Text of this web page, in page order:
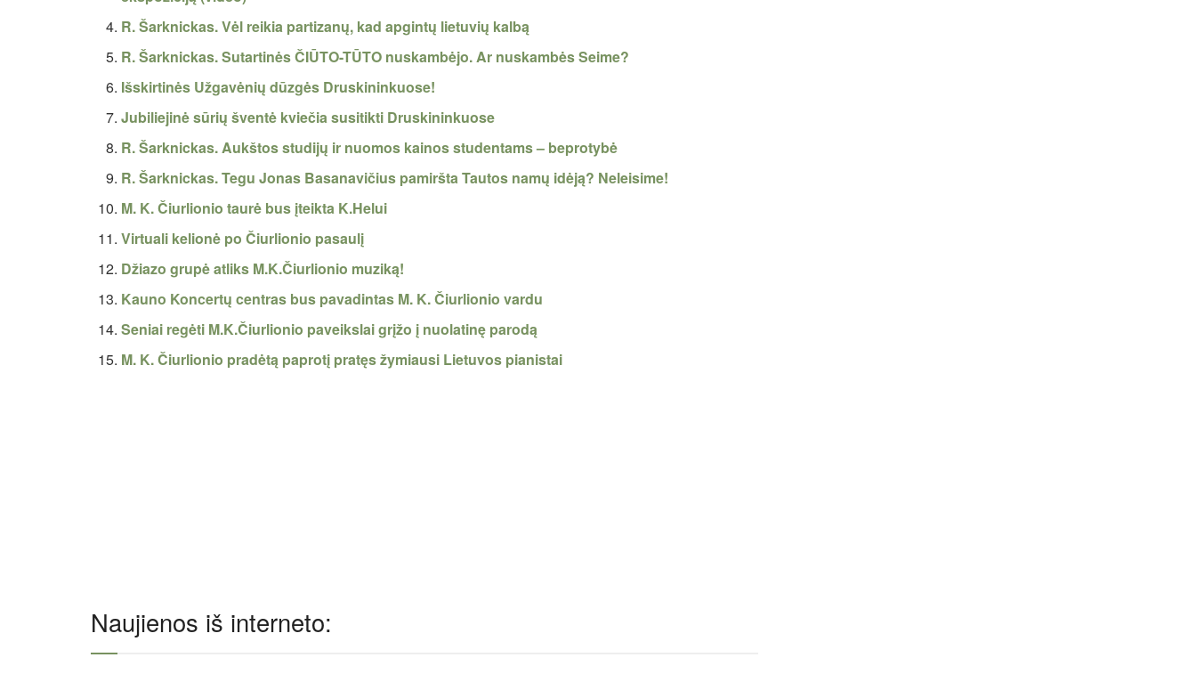
R. Šarknickas. Vėl reikia partizanų, kad apgintų lietuvių kalbą
R. Šarknickas. Sutartinės ČIŪTO-TŪTO nuskambėjo. Ar nuskambės Seime?
Išskirtinės Užgavėnių dūzgės Druskininkuose!
Jubiliejinė sūrių šventė kviečia susitikti Druskininkuose
R. Šarknickas. Aukštos studijų ir nuomos kainos studentams – beprotybė
R. Šarknickas. Tegu Jonas Basanavičius pamiršta Tautos namų idėją? Neleisime!
M. K. Čiurlionio taurė bus įteikta K.Helui
Virtuali kelionė po Čiurlionio pasaulį
Džiazo grupė atliks M.K.Čiurlionio muziką!
Kauno Koncertų centras bus pavadintas M. K. Čiurlionio vardu
Seniai regėti M.K.Čiurlionio paveikslai grįžo į nuolatinę parodą
M. K. Čiurlionio pradėtą paprotį pratęs žymiausi Lietuvos pianistai
Naujienos iš interneto: